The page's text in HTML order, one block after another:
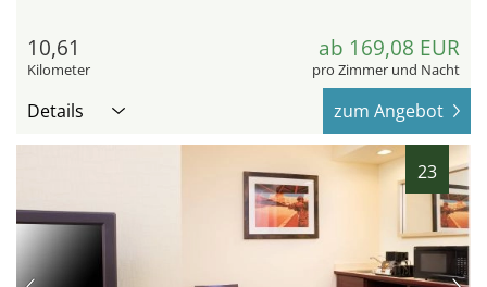
10,61
Kilometer
ab 169,08 EUR
pro Zimmer und Nacht
Details zum Angebot
23